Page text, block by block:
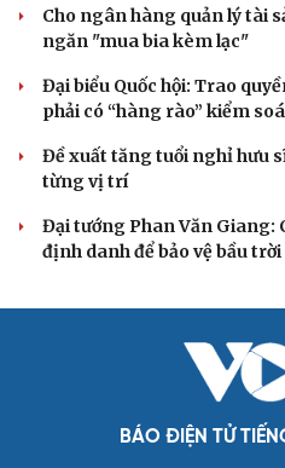
Thủ đoạn xuyên tạc mới
Tự cảnh giác trước tâm lý
hội
Khi mạng xã hội thành nơi
XÂY DỰNG, CHỈNH
đo thực hành Chỉ thị 07
Đối ngoại linh hoạt dựa
Điểm mới đột phá trong Chỉ
tưởng, phong cách Hồ Chí